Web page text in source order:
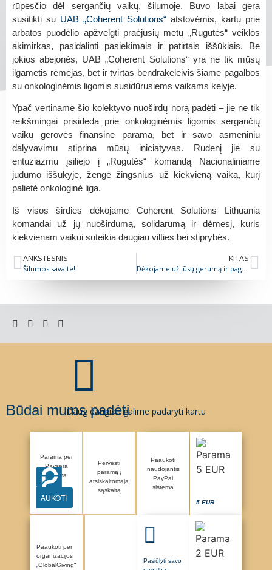
rūpesčio dėl sergančių vaikų, šilumoje. Buvo labai gera
susitikti su UAB „Coherent Solutions“ atstovėmis, kartu prie
arbatos puodelio apžvelgti praėjusių metų „Rugutės“ veiklos
akimirkas, pasidalinti pasiekimais ir patirtais iššūkiais. Be
jokios abejonės, UAB „Coherent Solutions“ yra ne tik mūsų
ilgametis rėmėjas, bet ir tvirtas bendrakeleivis šiame pagalbos
su onkologinėmis ligomis susidūrusiems vaikams kelyje.
Ypač vertiname šio kolektyvo nuoširdų norą padėti – jie ne tik
reikšmingai prisideda prie onkologinėmis ligomis sergančių
vaikų gerovės finansine parama, bet ir savo asmeniniu
dalyvavimu stiprina mūsų iniciatyvas. Rudenį jie su
entuziazmu įsiliejo į „Rugutės“ komandą Nacionaliniame
judumo iššūkyje, žengė žingsnius už kiekvieną vaiką, kurį
palietė onkologinė liga.
Iš visos širdies dėkojame Coherent Solutions Lithuania
komandai už jų nuoširdumą, solidarumą ir dėmesį, kuris
kiekvienam vaikui suteikia daugiau vilties bei stiprybės.
ANKSTESNIS
Šilumos savaite!
KITAS
Dėkojame už jūsų gerumą ir pagalbą
Būdai mums padėti
Daug daugiau galime padaryti kartu
Parama per
Paysera
sistemą
AUKOTI
Pervesti
paramą į
atsiskaitomąją
sąskaitą
Paaukoti
naudojantis
PayPal
sistema
5 EUR
Paaukoti per
organizacijos
„GlobalGiving“
Pasiūlyti savo